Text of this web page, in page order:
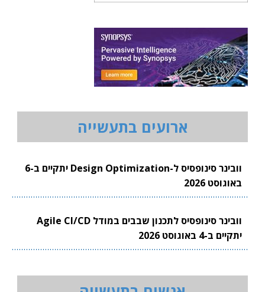
ארועים בתעשייה
וובינר סינופסיס ל-Design Optimization יתקיים ב-6
באוגוסט 2026
וובינר סינופסיס לתכנון שבבים במודל Agile CI/CD
יתקיים ב-4 באוגוסט 2026